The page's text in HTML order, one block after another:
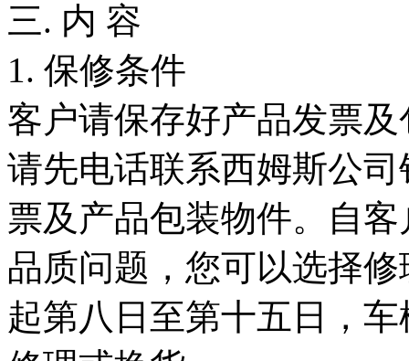
三. 内 容
1. 保修条件
客户请保存好产品发票
请先电话联系西姆斯公
票及产品包装物件。自
品质问题，您可以选择
起第八日至第十五日，